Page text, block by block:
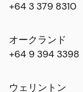
+64 3 379 8310
オークランド
+64 9 394 3398
ウェリントン